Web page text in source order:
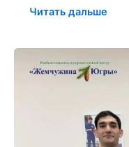
Читать дальше
легкая